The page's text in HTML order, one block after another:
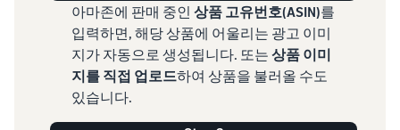
아마존에 판매 중인 상품 고유번호(ASIN)를
입력하면, 해당 상품에 어울리는 광고 이미
지가 자동으로 생성됩니다. 또는 상품 이미
지를 직접 업로드하여 상품을 불러올 수도
있습니다.